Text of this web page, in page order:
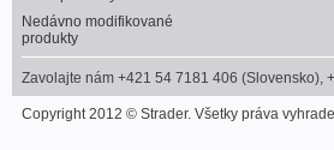
Nedávno modifikované
produkty
Zavolajte nám +421 54 7181 406 (Slovensko),
Copyright 2012 © Strader. Všetky práva